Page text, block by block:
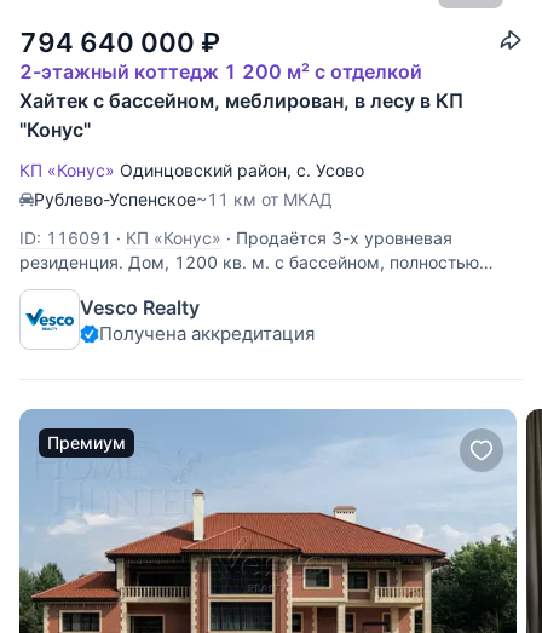
794 640 000 ₽
2-этажный коттедж 1 200 м² с отделкой
Хайтек с бассейном, меблирован, в лесу в КП
"Конус"
КП «Конус» Одинцовский район, с. Усово
Рублево-Успенское~11 км от МКАД
ID: 116091 · КП «Конус» · Продаётся 3-х уровневая
резиденция. Дом, 1200 кв. м. с бассейном, полностью
готов к проживанию. На территории участка отдельно
стоящий гостевой дом (360 кв.м.) с бассейном, готов к
проживанию. Лесной участок 47 сот, растут вековые
Vesco Realty
Получена аккредитация
Премиум